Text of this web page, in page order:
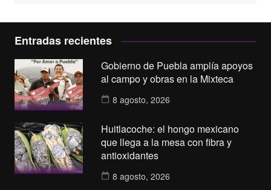
Entradas recientes
Gobierno de Puebla amplía apoyos
al campo y obras en la Mixteca
8 agosto, 2026
Huitlacoche: el hongo mexicano
que llega a la mesa con fibra y
antioxidantes
8 agosto, 2026